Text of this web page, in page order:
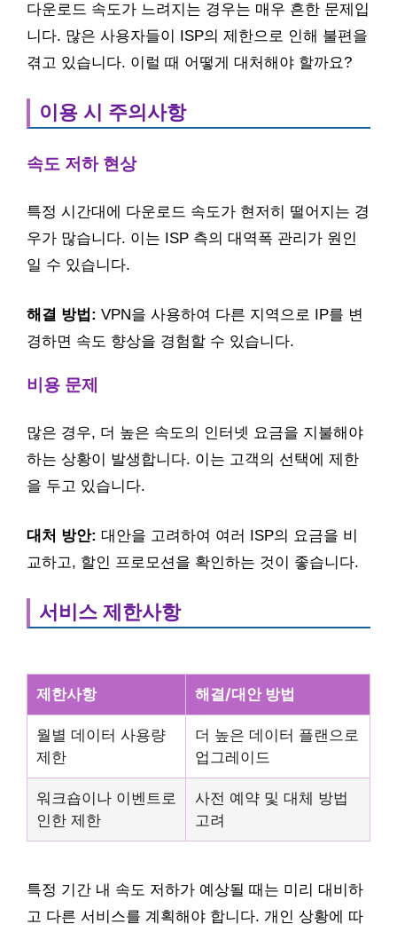
다운로드 속도가 느려지는 경우는 매우 흔한 문제입
니다. 많은 사용자들이 ISP의 제한으로 인해 불편을
겪고 있습니다. 이럴 때 어떻게 대처해야 할까요?
이용 시 주의사항
속도 저하 현상
특정 시간대에 다운로드 속도가 현저히 떨어지는 경
우가 많습니다. 이는 ISP 측의 대역폭 관리가 원인
일 수 있습니다.
해결 방법: VPN을 사용하여 다른 지역으로 IP를 변
경하면 속도 향상을 경험할 수 있습니다.
비용 문제
많은 경우, 더 높은 속도의 인터넷 요금을 지불해야
하는 상황이 발생합니다. 이는 고객의 선택에 제한
을 두고 있습니다.
대처 방안: 대안을 고려하여 여러 ISP의 요금을 비
교하고, 할인 프로모션을 확인하는 것이 좋습니다.
서비스 제한사항
제한사항 해결/대안 방법
월별 데이터 사용량
제한
더 높은 데이터 플랜으로
업그레이드
워크숍이나 이벤트로
인한 제한
사전 예약 및 대체 방법
고려
특정 기간 내 속도 저하가 예상될 때는 미리 대비하
고 다른 서비스를 계획해야 합니다. 개인 상황에 따